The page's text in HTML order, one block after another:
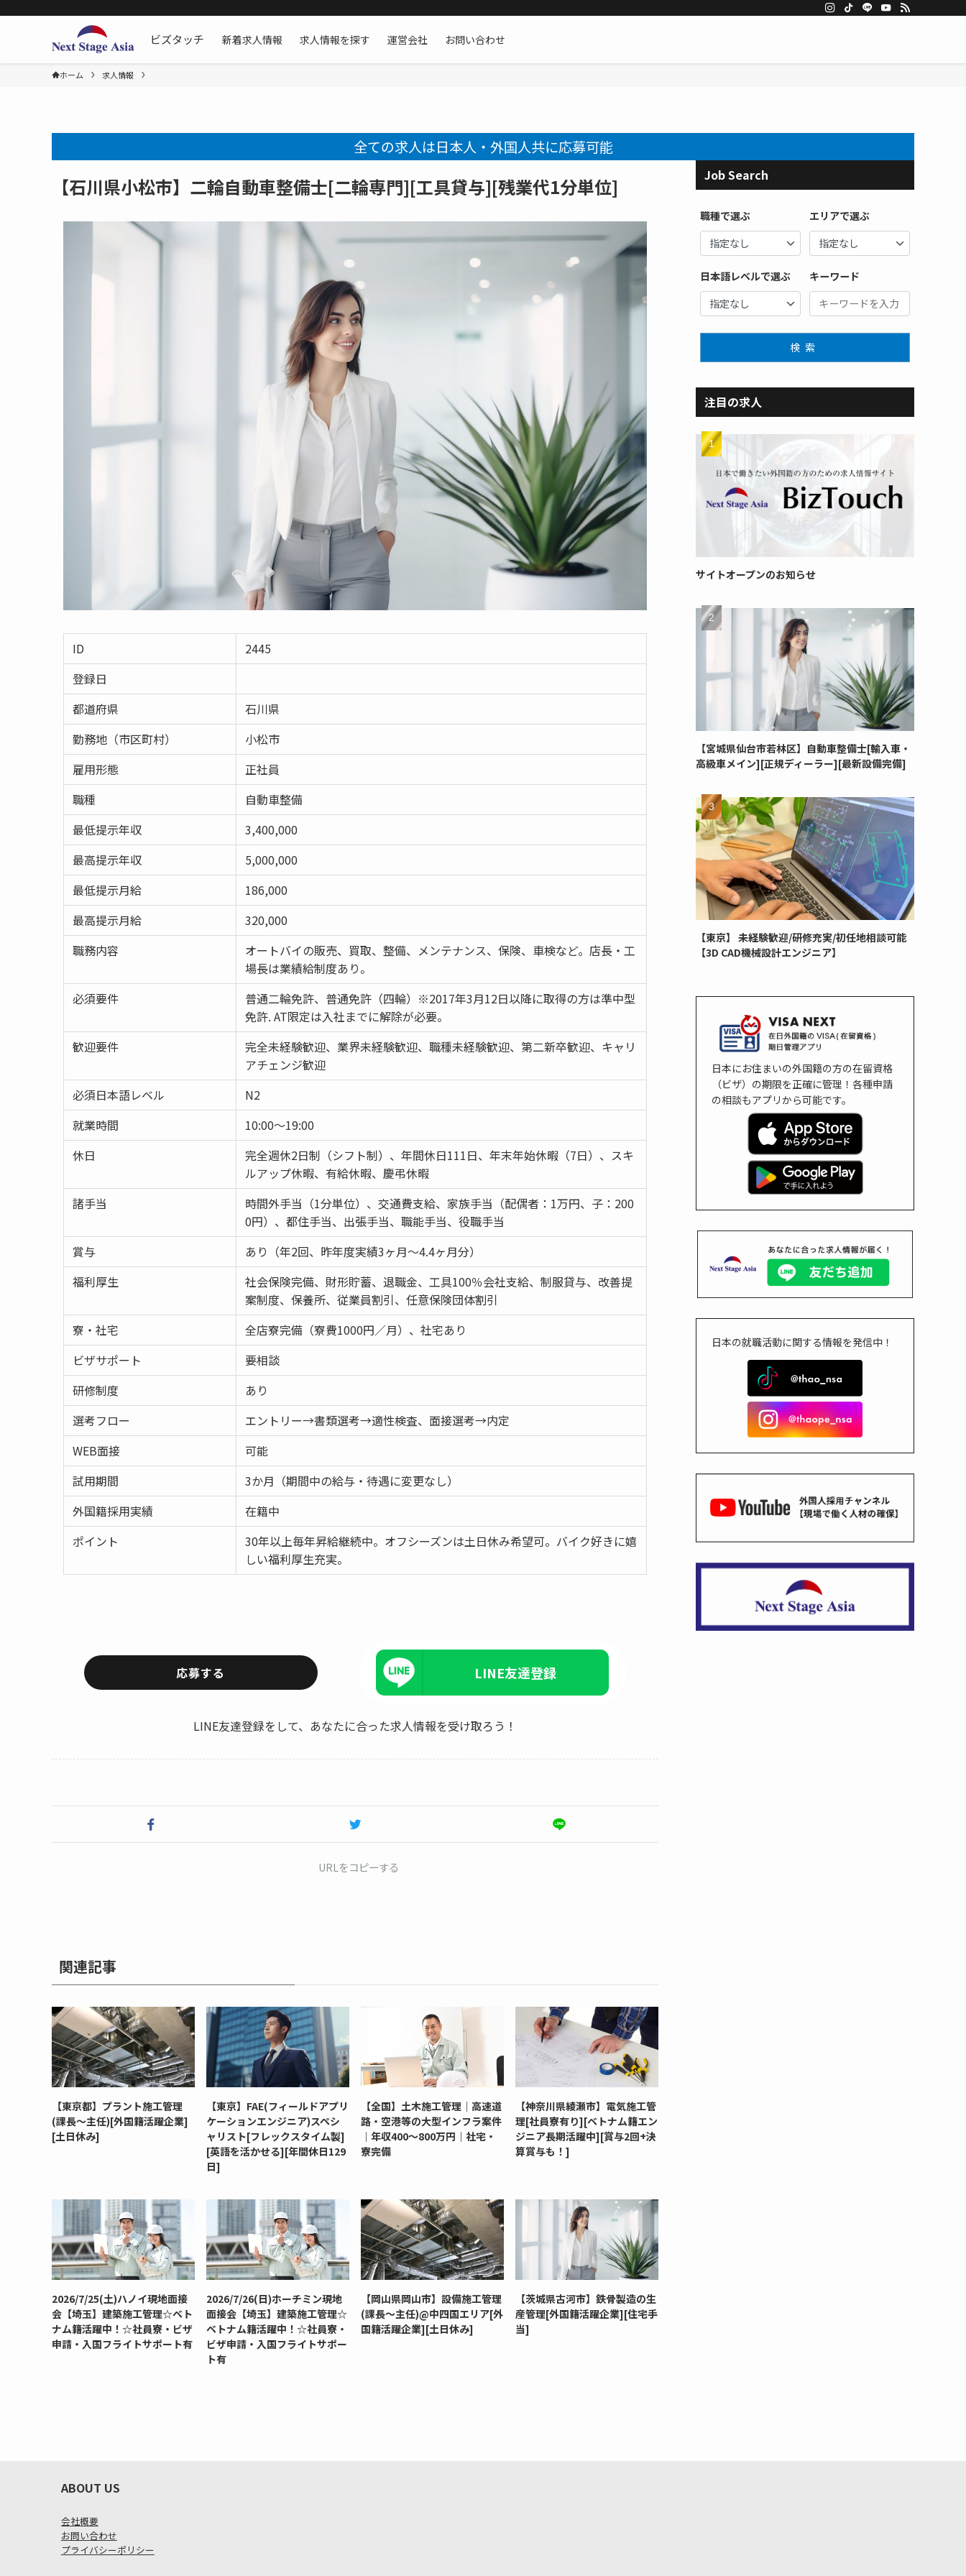
ビズタッチ
新着求人情報 求人情報を探す 運営会社 お問い合わせ
ホーム 求人情報
全ての求人は日本人・外国人共に応募可能
【石川県小松市】二輪自動車整備士[二輪専門][工具貸与][残業代1分単位]
ID
2445
登録日
都道府県
石川県
勤務地（市区町村）
小松市
雇用形態
正社員
職種
自動車整備
最低提示年収
3,400,000
最高提示年収
5,000,000
最低提示月給
186,000
最高提示月給
320,000
職務内容
オートバイの販売、買取、整備、メンテナンス、保険、車検など。店長・工
場長は業績給制度あり。
必須要件
普通二輪免許、普通免許（四輪）※2017年3月12日以降に取得の方は準中型
免許. AT限定は入社までに解除が必要。
歓迎要件
完全未経験歓迎、業界未経験歓迎、職種未経験歓迎、第二新卒歓迎、キャリ
アチェンジ歓迎
必須日本語レベル
N2
就業時間
10:00～19:00
休日
完全週休2日制（シフト制）、年間休日111日、年末年始休暇（7日）、スキ
ルアップ休暇、有給休暇、慶弔休暇
諸手当
時間外手当（1分単位）、交通費支給、家族手当（配偶者：1万円、子：200
0円）、都住手当、出張手当、職能手当、役職手当
賞与
あり（年2回、昨年度実績3ヶ月～4.4ヶ月分）
福利厚生
社会保険完備、財形貯蓄、退職金、工具100％会社支給、制服貸与、改善提
案制度、保養所、従業員割引、任意保険団体割引
寮・社宅
全店寮完備（寮費1000円／月）、社宅あり
ビザサポート
要相談
研修制度
あり
選考フロー
エントリー→書類選考→適性検査、面接選考→内定
WEB面接
可能
試用期間
3か月（期間中の給与・待遇に変更なし）
外国籍採用実績
在籍中
ポイント
30年以上毎年昇給継続中。オフシーズンは土日休み希望可。バイク好きに嬉
しい福利厚生充実。
応募する LINE友達登録
LINE友達登録をして、あなたに合った求人情報を受け取ろう！
URLをコピーする
関連記事
【東京都】プラント施工管理
(課長～主任)[外国籍活躍企業]
[土日休み]
【東京】FAE(フィールドアプリ
ケーションエンジニア)スペシ
ャリスト[フレックスタイム製]
[英語を活かせる][年間休日129
日]
【全国】土木施工管理｜高速道
路・空港等の大型インフラ案件
｜年収400～800万円｜社宅・
寮完備
【神奈川県綾瀬市】電気施工管
理[社員寮有り][ベトナム籍エン
ジニア長期活躍中][賞与2回+決
算賞与も！]
2026/7/25(土)ハノイ現地面接
会【埼玉】建築施工管理☆ベト
ナム籍活躍中！☆社員寮・ビザ
申請・入国フライトサポート有
2026/7/26(日)ホーチミン現地
面接会【埼玉】建築施工管理☆
ベトナム籍活躍中！☆社員寮・
ビザ申請・入国フライトサポー
ト有
【岡山県岡山市】設備施工管理
(課長～主任)@中四国エリア[外
国籍活躍企業][土日休み]
【茨城県古河市】鉄骨製造の生
産管理[外国籍活躍企業][住宅手
当]
Job Search
職種で選ぶ エリアで選ぶ
日本語レベルで選ぶ キーワード
検索
注目の求人
サイトオープンのお知らせ
【宮城県仙台市若林区】自動車整備士[輸入車・
高級車メイン][正規ディーラー][最新設備完備]
【東京】 未経験歓迎/研修充実/初任地相談可能
【3D CAD機械設計エンジニア】
日本にお住まいの外国籍の方の在留資格
（ビザ）の期限を正確に管理！各種申請
の相談もアプリから可能です。
日本の就職活動に関する情報を発信中！
ABOUT US
会社概要
お問い合わせ
プライバシーポリシー